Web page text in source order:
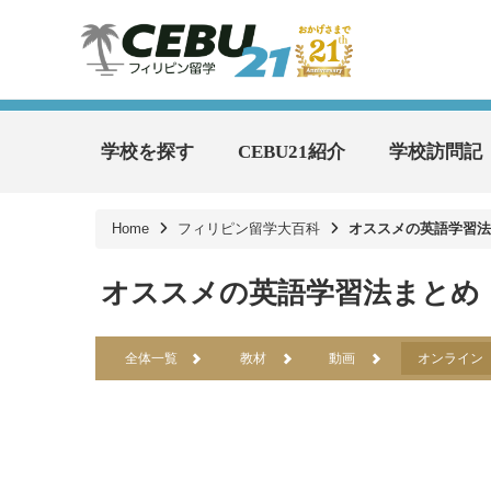
学校を探す CEBU21紹介 学校訪問記
Home フィリピン留学大百科 オススメの英語学習
オススメの英語学習法まとめ
全体一覧 教材 動画 オンライン